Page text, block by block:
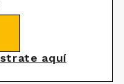
aquí